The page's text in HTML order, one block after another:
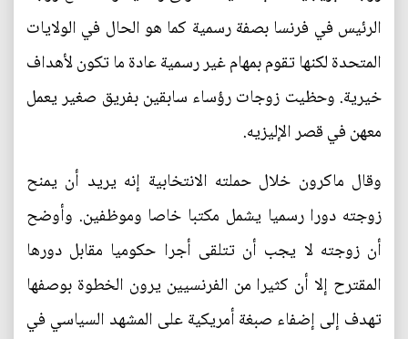
الرئيس في فرنسا بصفة رسمية كما هو الحال في الولايات
المتحدة لكنها تقوم بمهام غير رسمية عادة ما تكون لأهداف
خيرية. وحظيت زوجات رؤساء سابقين بفريق صغير يعمل
معهن في قصر الإليزيه.
وقال ماكرون خلال حملته الانتخابية إنه يريد أن يمنح
زوجته دورا رسميا يشمل مكتبا خاصا وموظفين. وأوضح
أن زوجته لا يجب أن تتلقى أجرا حكوميا مقابل دورها
المقترح إلا أن كثيرا من الفرنسيين يرون الخطوة بوصفها
تهدف إلى إضفاء صبغة أمريكية على المشهد السياسي في